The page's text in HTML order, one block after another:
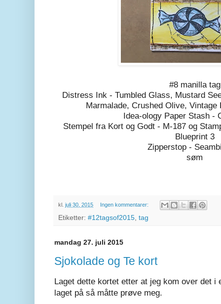
#8 manilla tag
Distress Ink - Tumbled Glass, Mustard
Marmalade, Crushed Olive, Vintage
Idea-ology Paper Stash -
Stempel fra Kort og Godt - M-187 og
Blueprint 3
Zipperstop -
søm
kl. juli 30, 2015 Ingen kommentarer:
Etiketter: #12tagsof2015, tag
mandag 27. juli 2015
Sjokolade og Te kort
Laget dette kortet etter at jeg kom over det i
laget på så måtte prøve meg.